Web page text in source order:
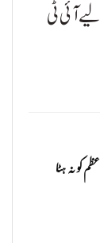
آئی ٹی
کو نہ ہٹا